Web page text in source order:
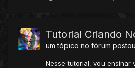
Tutorial Criando
um tópico no fórum postou
Nesse tutorial, vou ensinar